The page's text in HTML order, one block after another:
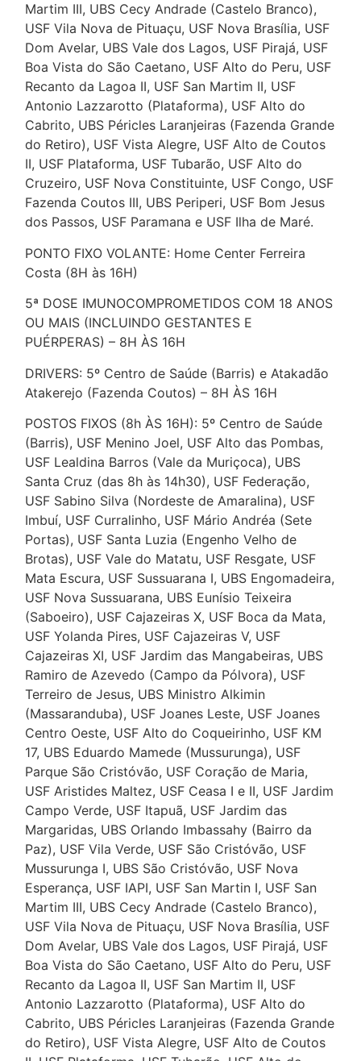
Martim III, UBS Cecy Andrade (Castelo Branco),
USF Vila Nova de Pituaçu, USF Nova Brasília, USF
Dom Avelar, UBS Vale dos Lagos, USF Pirajá, USF
Boa Vista do São Caetano, USF Alto do Peru, USF
Recanto da Lagoa II, USF San Martim II, USF
Antonio Lazzarotto (Plataforma), USF Alto do
Cabrito, UBS Péricles Laranjeiras (Fazenda Grande
do Retiro), USF Vista Alegre, USF Alto de Coutos
II, USF Plataforma, USF Tubarão, USF Alto do
Cruzeiro, USF Nova Constituinte, USF Congo, USF
Fazenda Coutos III, UBS Periperi, USF Bom Jesus
dos Passos, USF Paramana e USF Ilha de Maré.
PONTO FIXO VOLANTE: Home Center Ferreira
Costa (8H às 16H)
5ª DOSE IMUNOCOMPROMETIDOS COM 18 ANOS
OU MAIS (INCLUINDO GESTANTES E
PUÉRPERAS) – 8H ÀS 16H
DRIVERS: 5º Centro de Saúde (Barris) e Atakadão
Atakerejo (Fazenda Coutos) – 8H ÀS 16H
POSTOS FIXOS (8h ÀS 16H): 5º Centro de Saúde
(Barris), USF Menino Joel, USF Alto das Pombas,
USF Lealdina Barros (Vale da Muriçoca), UBS
Santa Cruz (das 8h às 14h30), USF Federação,
USF Sabino Silva (Nordeste de Amaralina), USF
Imbuí, USF Curralinho, USF Mário Andréa (Sete
Portas), USF Santa Luzia (Engenho Velho de
Brotas), USF Vale do Matatu, USF Resgate, USF
Mata Escura, USF Sussuarana I, UBS Engomadeira,
USF Nova Sussuarana, UBS Eunísio Teixeira
(Saboeiro), USF Cajazeiras X, USF Boca da Mata,
USF Yolanda Pires, USF Cajazeiras V, USF
Cajazeiras XI, USF Jardim das Mangabeiras, UBS
Ramiro de Azevedo (Campo da Pólvora), USF
Terreiro de Jesus, UBS Ministro Alkimin
(Massaranduba), USF Joanes Leste, USF Joanes
Centro Oeste, USF Alto do Coqueirinho, USF KM
17, UBS Eduardo Mamede (Mussurunga), USF
Parque São Cristóvão, USF Coração de Maria,
USF Aristides Maltez, USF Ceasa I e II, USF Jardim
Campo Verde, USF Itapuã, USF Jardim das
Margaridas, UBS Orlando Imbassahy (Bairro da
Paz), USF Vila Verde, USF São Cristóvão, USF
Mussurunga I, UBS São Cristóvão, USF Nova
Esperança, USF IAPI, USF San Martin I, USF San
Martim III, UBS Cecy Andrade (Castelo Branco),
USF Vila Nova de Pituaçu, USF Nova Brasília, USF
Dom Avelar, UBS Vale dos Lagos, USF Pirajá, USF
Boa Vista do São Caetano, USF Alto do Peru, USF
Recanto da Lagoa II, USF San Martim II, USF
Antonio Lazzarotto (Plataforma), USF Alto do
Cabrito, UBS Péricles Laranjeiras (Fazenda Grande
do Retiro), USF Vista Alegre, USF Alto de Coutos